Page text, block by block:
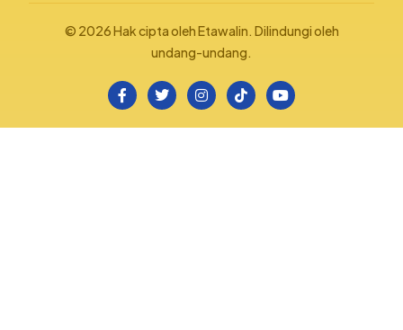
© 2026 Hak cipta oleh Etawalin. Dilindungi oleh
undang-undang.